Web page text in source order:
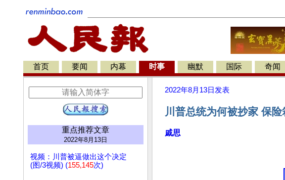
首页 要闻 内幕 时事 幽默 国际 奇闻
重点推荐文章
2022年8月13日
视频：川普被逼做出这个决定
(图/3视频) (155,145次)
2022年8月13日 发表
川普总统为何被抄家 保
戚思